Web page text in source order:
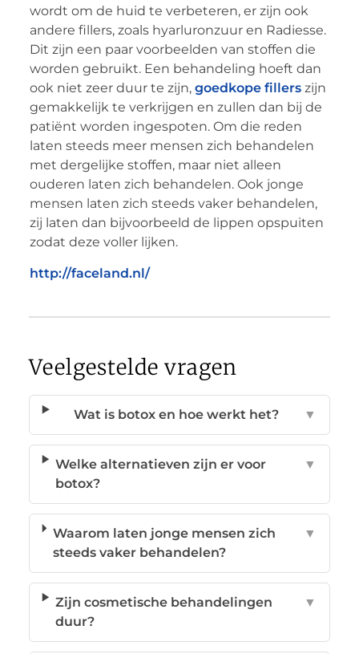
wordt om de huid te verbeteren, er zijn ook
andere fillers, zoals hyarluronzuur en Radiesse.
Dit zijn een paar voorbeelden van stoffen die
worden gebruikt. Een behandeling hoeft dan
ook niet zeer duur te zijn, goedkope fillerszijn
gemakkelijk te verkrijgen en zullen dan bij de
patiënt worden ingespoten. Om die reden
laten steeds meer mensen zich behandelen
met dergelijke stoffen, maar niet alleen
ouderen laten zich behandelen. Ook jonge
mensen laten zich steeds vaker behandelen,
zij laten dan bijvoorbeeld de lippen opspuiten
zodat deze voller lijken.
http://faceland.nl/
Veelgestelde vragen
Wat is botox en hoe werkt het? ▼
Welke alternatieven zijn er voor
botox?
▼
Waarom laten jonge mensen zich
steeds vaker behandelen?
▼
Zijn cosmetische behandelingen
duur?
▼